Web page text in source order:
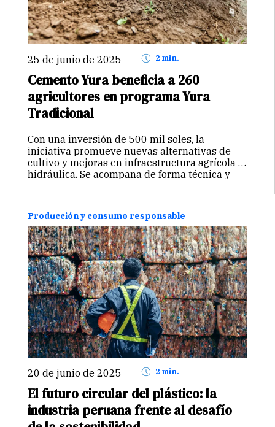
25 de junio de 2025 2 min.
Cemento Yura beneficia a 260
agricultores en programa Yura
Tradicional
Con una inversión de 500 mil soles, la
iniciativa promueve nuevas alternativas de
cultivo y mejoras en infraestructura agrícola e
hidráulica. Se acompaña de forma técnica y
a fortalecer su economía y asegurar prácticas
sostenibles en el campo.
Producción y consumo responsable
20 de junio de 2025 2 min.
El futuro circular del plástico: la
industria peruana frente al desafío